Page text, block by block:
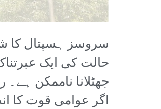
سروسز ہسپتال کا
حالت کی ایک